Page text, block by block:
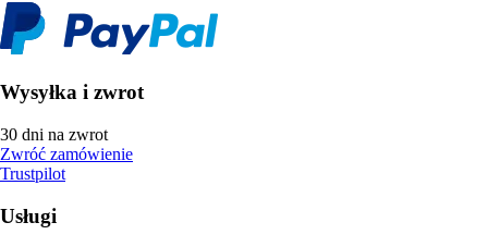
Wysyłka i zwrot
30 dni na zwrot
Zwróć zamówienie
Trustpilot
Usługi